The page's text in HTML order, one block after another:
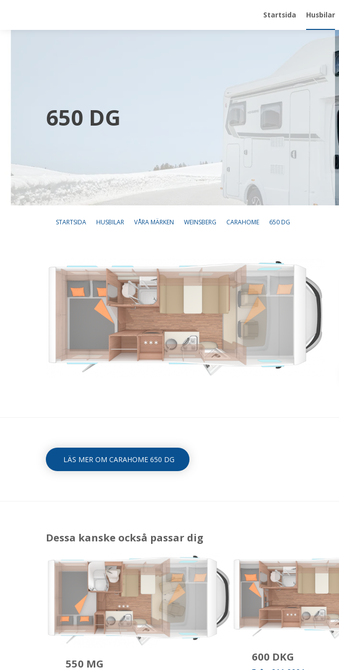
Startsida Husbilar
650 DG
STARTSIDA HUSBILAR VÅRA MÄRKEN WEINSBERG CARAHOME 650 DG
LÄS MER OM CARAHOME 650 DG
Dessa kanske också passar dig
550 MG
600 DKG